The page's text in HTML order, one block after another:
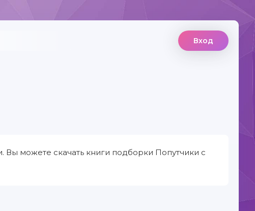
Вход
можете скачать книги подборки Попутчики с